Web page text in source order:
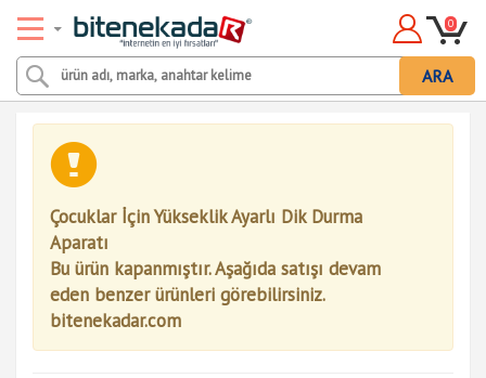
ARA
0
Çocuklar İçin Yükseklik Ayarlı Dik Durma
Aparatı
Bu ürün kapanmıştır. Aşağıda satışı devam
eden benzer ürünleri görebilirsiniz.
bitenekadar.com